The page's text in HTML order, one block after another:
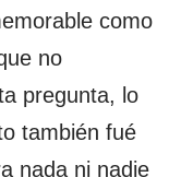
como
no
pregunta, lo
también fué
nada ni nadie